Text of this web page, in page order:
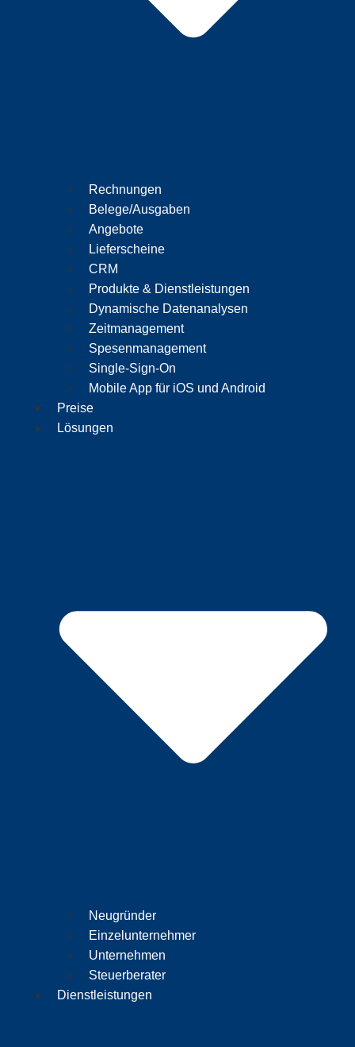
Rechnungen
Belege/Ausgaben
Angebote
Lieferscheine
CRM
Produkte & Dienstleistungen
Dynamische Datenanalysen
Zeitmanagement
Spesenmanagement
Single-Sign-On
Mobile App für iOS und Android
Preise
Lösungen
Neugründer
Einzelunternehmer
Unternehmen
Steuerberater
Dienstleistungen